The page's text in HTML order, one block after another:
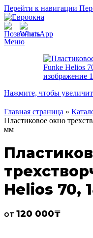
Перейти к навигации
Меню
Нажмите, чтобы
Главная страница »
Пластиковое окно
мм
Helios 70,
от 120 000₸